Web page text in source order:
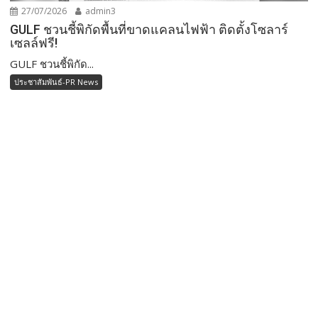
27/07/2026 admin3
GULF ชวนชี้พิกัดพื้นที่ขาดแคลนไฟฟ้า ติดตั้งโซลาร์
เซลล์ฟรี!
GULF ชวนชี้พิกัด...
ประชาสัมพันธ์-PR News